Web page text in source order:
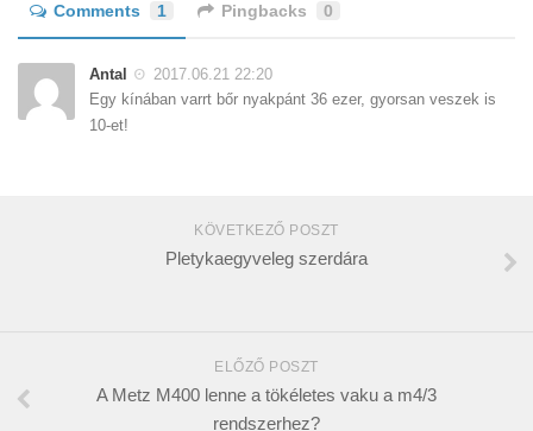
Comments 1 Pingbacks 0
Antal
2017.06.21 22:20
Egy kínában varrt bőr nyakpánt 36 ezer, gyorsan veszek is
10-et!
KÖVETKEZŐ POSZT
Pletykaegyveleg szerdára
ELŐZŐ POSZT
A Metz M400 lenne a tökéletes vaku a m4/3
rendszerhez?